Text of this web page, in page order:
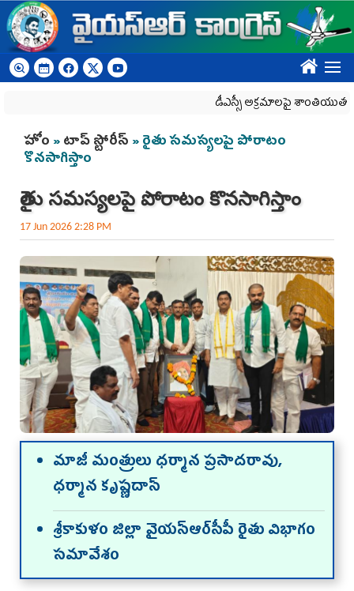
Skip to main content
????
డీఎస్సీ అక్రమాలపై శాంతియుత ధర్నాపై
You are here
హోం »టాప్ స్టోరీస్ » రైతు సమస్యలపై పోరాటం
కొనసాగిస్తాం
రైతు సమస్యలపై పోరాటం కొనసాగిస్తాం
17 Jun 2026 2:28 PM
మాజీ మంత్రులు ధర్మాన ప్రసాదరావు,
ధ‌ర్మాన కృష్ణ‌దాస్‌
శ్రీకాకుళం జిల్లా వైయ‌స్ఆర్‌సీపీ రైతు విభాగం
సమావేశం